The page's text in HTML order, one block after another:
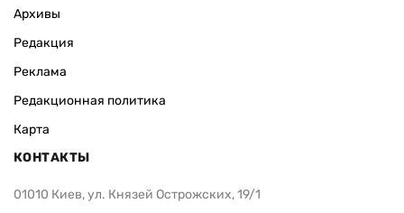
Архивы
Редакция
Реклама
Редакционная политика
Карта
КОНТАКТЫ
01010 Киев, ул. Князей Острожских, 19/1